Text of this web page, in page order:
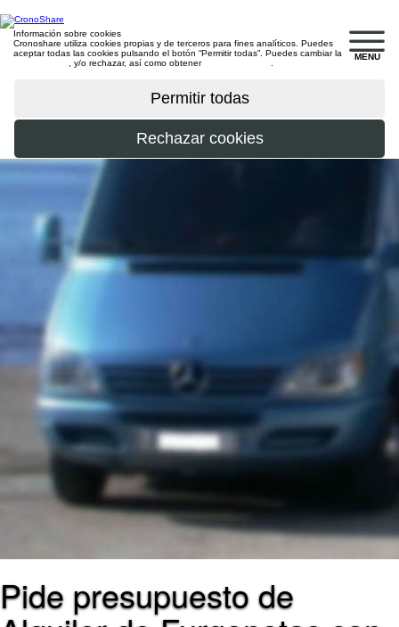
MENU
Información sobre cookies
Cronoshare utiliza cookies propias y de terceros para fines analíticos. Puedes
aceptar todas las cookies pulsando el botón “Permitir todas”. Puedes cambiar la
, y/o rechazar, así como obtener
Pide presupuesto de